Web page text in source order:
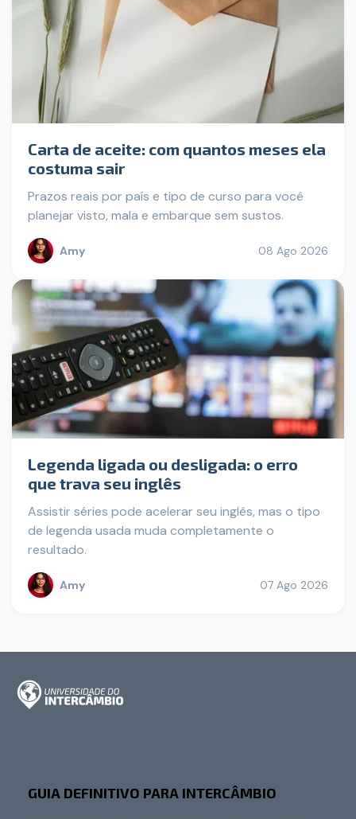
Carta de aceite: com quantos meses ela
costuma sair
Prazos reais por país e tipo de curso para você
planejar visto, mala e embarque sem sustos.
Amy 08 Ago 2026
Legenda ligada ou desligada: o erro
que trava seu inglês
Assistir séries pode acelerar seu inglês, mas o tipo
de legenda usada muda completamente o
resultado.
Amy 07 Ago 2026
GUIA DEFINITIVO PARA INTERCÂMBIO